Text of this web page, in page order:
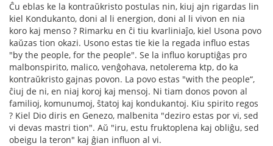
Ĉu eblas ke la kontraŭkristo postulas nin, kiuj ajn rigardas lin
kiel Kondukanto, doni al li energion, doni al li vivon en nia
koro kaj menso ? Rimarku en ĉi tiu kvarliniaĵo, kiel Usona povo
kaŭzas tion okazi. Usono estas tie kie la regada influo estas
"by the people, for the people". Se la influo koruptiĝas pro
malbonspirito, malico, venĝohava, netolerema ktp, do ka
kontraŭkristo gajnas povon. La povo estas "with the people“,
ĉiuj de ni, en niaj koroj kaj mensoj. Ni tiam donos povon al
familioj, komunumoj, ŝtatoj kaj kondukantoj. Kiu spirito regos
? Kiel Dio diris en Genezo, malbenita "deziro estas por vi, sed
vi devas mastri tion". Aŭ "iru, estu fruktoplena kaj obliĝu, sed
obeigu la teron" kaj ĝian influon al vi.